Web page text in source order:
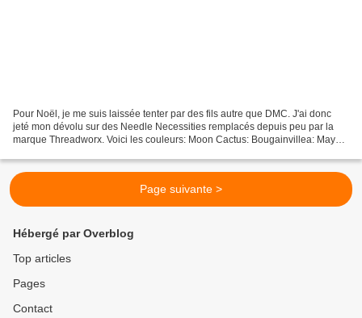
Pour Noël, je me suis laissée tenter par des fils autre que DMC. J'ai donc
jeté mon dévolu sur des Needle Necessities remplacés depuis peu par la
marque Threadworx. Voici les couleurs: Moon Cactus: Bougainvillea: Mayan
Page suivante >
Hébergé par Overblog
Top articles
Pages
Contact